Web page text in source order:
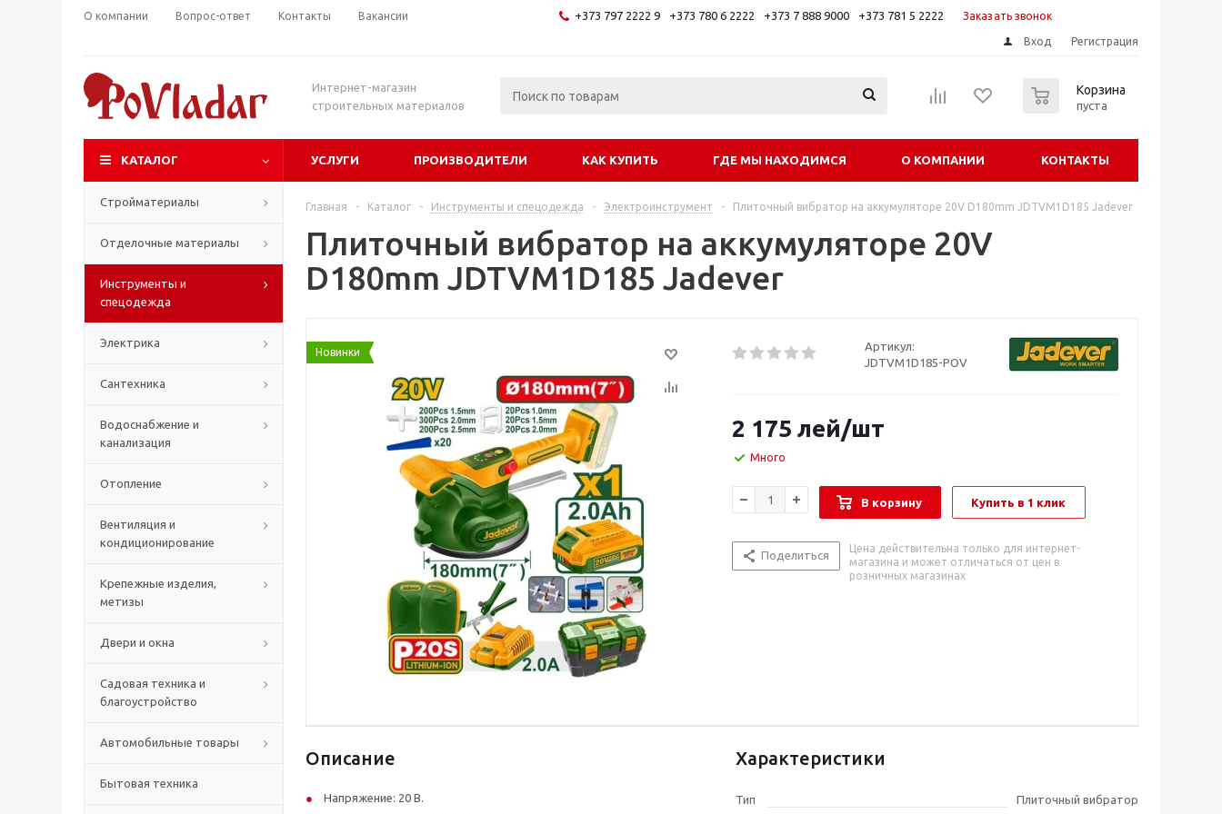
О компании Вопрос-ответ Контакты Вакансии +373 797 2222 9 +373 780 6 2222 +373 7 888 9000 +373 781 5 2222 Заказать звонок
Вход Регистрация
Интернет-магазин
строительных материалов
Корзина
пуста
КАТАЛОГ УСЛУГИ ПРОИЗВОДИТЕЛИ КАК КУПИТЬ ГДЕ МЫ НАХОДИМСЯ О КОМПАНИИ КОНТАКТЫ
Стройматериалы
Отделочные материалы
Инструменты и
спецодежда
Электрика
Сантехника
Водоснабжение и
канализация
Отопление
Вентиляция и
кондиционирование
Крепежные изделия,
метизы
Двери и окна
Садовая техника и
благоустройство
Автомобильные товары
Бытовая техника
Главная - Каталог - Инструменты и спецодежда - Электроинструмент - Плиточный вибратор на аккумуляторе 20V D180mm JDTVM1D185 Jadever
Плиточный вибратор на аккумуляторе 20V
D180mm JDTVM1D185 Jadever
Новинки
Артикул:
JDTVM1D185-POV
2 175 лей/шт
Много
В корзину Купить в 1 клик
Поделиться
Цена действительна только для интернет-
магазина и может отличаться от цен в
розничных магазинах
Описание
Напряжение: 20 В.
Характеристики
Тип
Плиточный вибратор